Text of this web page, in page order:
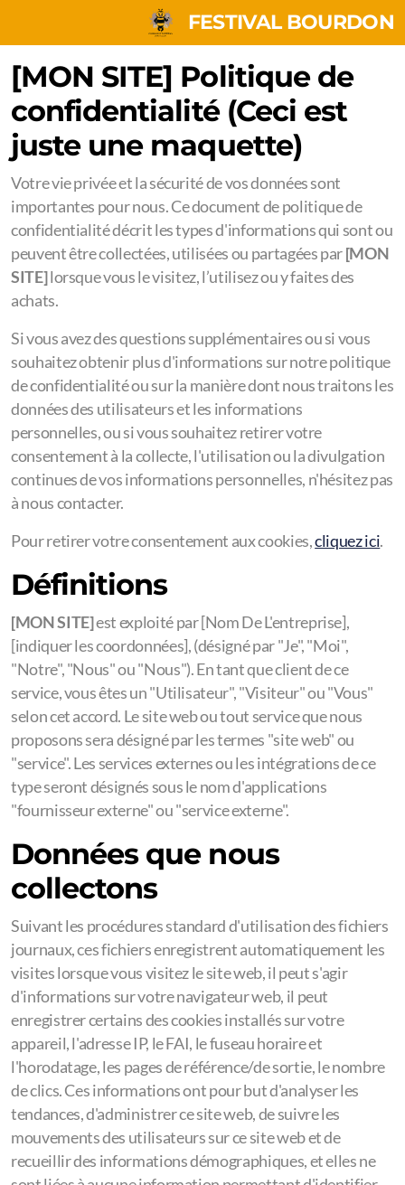
FESTIVAL BOURDON
[MON SITE] Politique de
confidentialité (Ceci est
juste une maquette)
Votre vie privée et la sécurité de vos données sont
importantes pour nous. Ce document de politique de
confidentialité décrit les types d'informations qui sont ou
peuvent être collectées, utilisées ou partagées par[MON
SITE]lorsque vous le visitez, l’utilisez ou y faites des
achats.
Si vous avez des questions supplémentaires ou si vous
souhaitez obtenir plus d'informations sur notre politique
de confidentialité ou sur la manière dont nous traitons les
données des utilisateurs et les informations
personnelles, ou si vous souhaitez retirer votre
consentement à la collecte, l'utilisation ou la divulgation
continues de vos informations personnelles, n'hésitez pas
à nous contacter.
Pour retirer votre consentement aux cookies,cliquez ici.
Définitions
[MON SITE]est exploité par [Nom De L'entreprise],
[indiquer les coordonnées], (désigné par "Je", "Moi",
"Notre", "Nous" ou "Nous"). En tant que client de ce
service, vous êtes un "Utilisateur", "Visiteur" ou "Vous"
selon cet accord. Le site web ou tout service que nous
proposons sera désigné par les termes "site web" ou
"service". Les services externes ou les intégrations de ce
type seront désignés sous le nom d'applications
"fournisseur externe" ou "service externe".
Données que nous
collectons
Suivant les procédures standard d'utilisation des fichiers
journaux, ces fichiers enregistrent automatiquement les
visites lorsque vous visitez le site web, il peut s'agir
d'informations sur votre navigateur web, il peut
enregistrer certains des cookies installés sur votre
appareil, l'adresse IP, le FAI, le fuseau horaire et
l'horodatage, les pages de référence/de sortie, le nombre
de clics. Ces informations ont pour but d'analyser les
tendances, d'administrer ce site web, de suivre les
mouvements des utilisateurs sur ce site web et de
recueillir des informations démographiques, et elles ne